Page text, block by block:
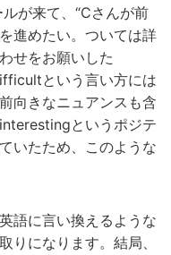
が来て、“Cさんが前
進めたい。ついては詳
せをお願いした
という言い方には
向きなニュアンスも含
というポジテ
いたため、このような
語に言い換えるような
りになります。結局、